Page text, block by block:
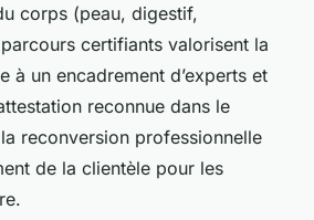
corps (peau, digestif,
certifiants valorisent la
à un encadrement d’experts et
reconnue dans le
reconversion professionnelle
de la clientèle pour les